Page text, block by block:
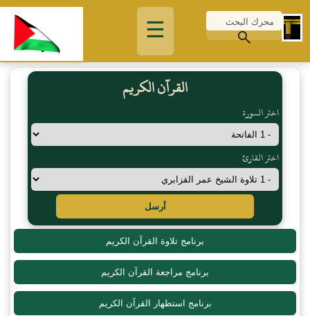
☰
القرآن الكريم
اختر السورة
اختر القارئ
أرسل
برنامج تلاوة القرآن الكريم
برنامج مراجعة القرآن الكريم
برنامج استظهار القرآن الكريم